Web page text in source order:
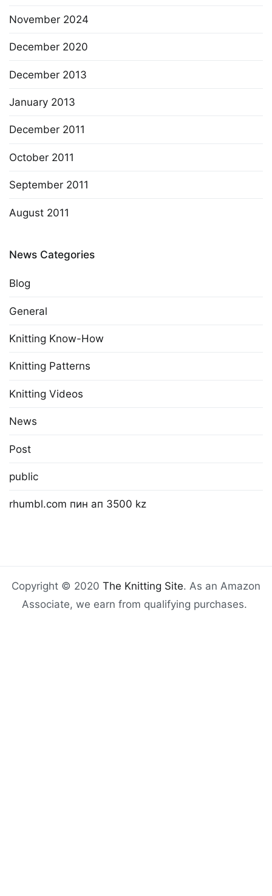
November 2024
December 2020
December 2013
January 2013
December 2011
October 2011
September 2011
August 2011
News Categories
Blog
General
Knitting Know-How
Knitting Patterns
Knitting Videos
News
Post
public
rhumbl.com пин ап 3500 kz
Copyright © 2020 The Knitting Site. As an Amazon
Associate, we earn from qualifying purchases.